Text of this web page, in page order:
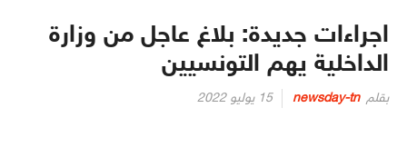
اجراءات جديدة: بلاغ عاجل من وزارة
الداخلية يهم التونسيين
بقلم newsday-tn
Posted
15 يوليو 2022